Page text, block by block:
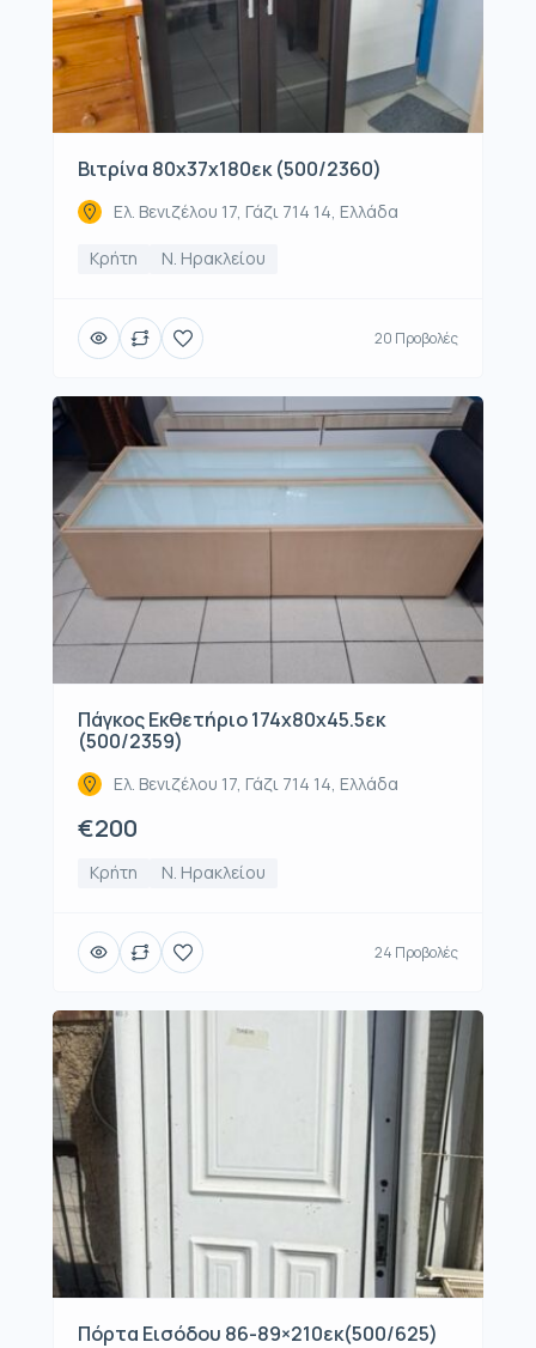
Βιτρίνα 80x37x180εκ (500/2360)
Ελ. Βενιζέλου 17, Γάζι 714 14, Ελλάδα
Κρήτη Ν. Ηρακλείου
20 Προβολές
Πάγκος Εκθετήριο 174x80x45.5εκ
(500/2359)
Ελ. Βενιζέλου 17, Γάζι 714 14, Ελλάδα
€200
Κρήτη Ν. Ηρακλείου
24 Προβολές
Πόρτα Εισόδου 86-89×210εκ(500/625)